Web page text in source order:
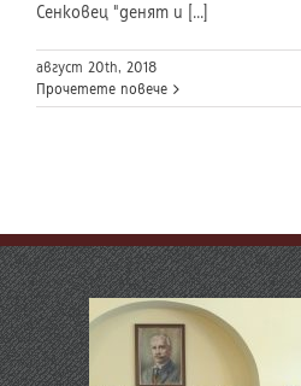
Сенковец "денят и [...]
август 20th, 2018
Прочетете повече